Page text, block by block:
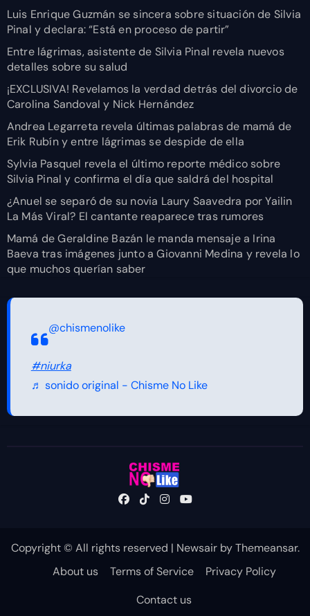
Luis Enrique Guzmán se sincera sobre situación de Silvia
Pinal y declara: “Está en proceso de partir”
Entre lágrimas, asistente de Silvia Pinal revela nuevos
detalles sobre su salud
¡EXCLUSIVA! Revelamos la verdad detrás del divorcio de
Carolina Sandoval y Nick Hernández
Andrea Legarreta revela últimas palabras de mamá de
Erik Rubín y entre lágrimas se despide de ella
Sylvia Pasquel revela el último reporte médico sobre
Silvia Pinal y confirma el día que saldrá del hospital
¿Anuel se separó de su novia Laury Saavedra por Yailin
La Más Viral? El cantante reaparece tras rumores
Mamá de Geraldine Bazán le manda mensaje a Irina
Baeva tras imágenes junto a Giovanni Medina y revela lo
que muchos querían saber
@chismenolike
#niurka
♬ sonido original - Chisme No Like
Copyright © All rights reserved | NewsairbyThemeansar.
About us
Terms of Service
Privacy Policy
Contact us